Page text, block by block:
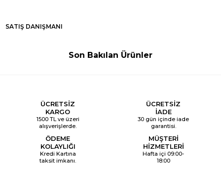
SATIŞ DANIŞMANI
Son Bakılan Ürünler
ÜCRETSİZ
KARGO
1500 TL ve üzeri
alışverişlerde.
ÜCRETSİZ
İADE
30 gün içinde iade
garantisi.
ÖDEME
KOLAYLIĞI
Kredi Kartına
taksit imkanı.
MÜŞTERİ
HİZMETLERİ
Hafta içi 09:00-
18:00